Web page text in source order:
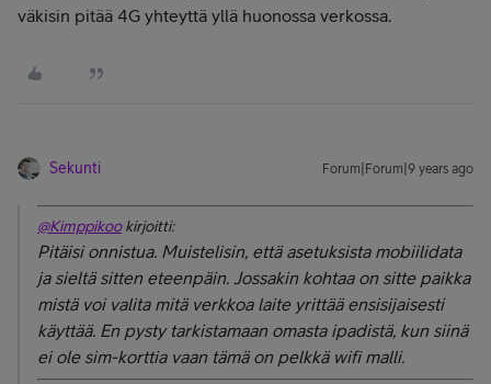
väkisin pitää 4G yhteyttä yllä huonossa verkossa.
Sekunti Forum|Forum|9 years ago
@Kimppikookirjoitti:
Pitäisi onnistua. Muistelisin, että asetuksista mobiilidata
ja sieltä sitten eteenpäin. Jossakin kohtaa on sitte paikka
mistä voi valita mitä verkkoa laite yrittää ensisijaisesti
käyttää. En pysty tarkistamaan omasta ipadistä, kun siinä
ei ole sim-korttia vaan tämä on pelkkä wifi malli.